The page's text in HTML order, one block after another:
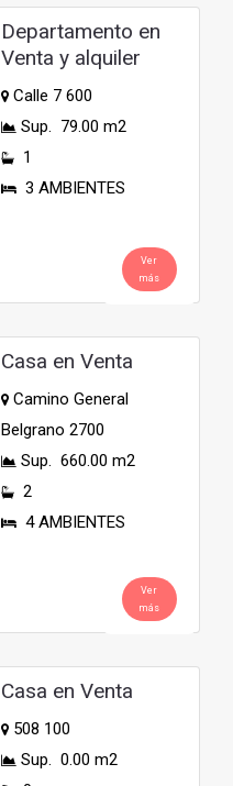
Departamento en
Venta y alquiler
Calle 7 600
Sup. 79.00 m2
1
3 AMBIENTES
Ver
más
Casa en Venta
Camino General
Belgrano 2700
Sup. 660.00 m2
2
4 AMBIENTES
Ver
más
Casa en Venta
508 100
Sup. 0.00 m2